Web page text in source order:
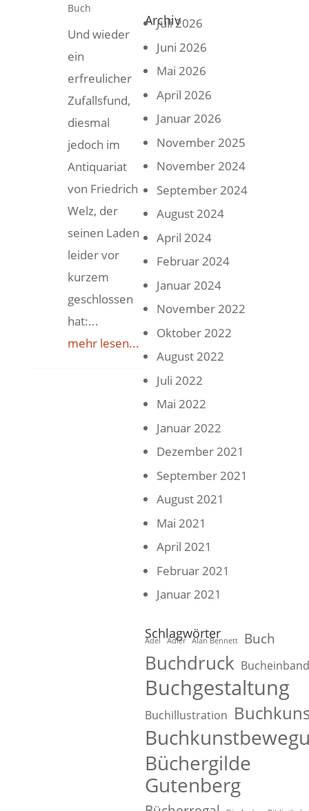
Buch
Und wieder
ein
erfreulicher
Zufallsfund,
diesmal
jedoch im
Antiquariat
von Friedrich
Welz, der
seinen Laden
leider vor
kurzem
geschlossen
hat:...
mehr lesen...
Archiv
Juli 2026
Juni 2026
Mai 2026
April 2026
Januar 2026
November 2025
November 2024
September 2024
August 2024
April 2024
Februar 2024
Januar 2024
November 2022
Oktober 2022
August 2022
Juli 2022
Mai 2022
Januar 2022
Dezember 2021
September 2021
August 2021
Mai 2021
April 2021
Februar 2021
Januar 2021
Schlagwörter
Adel Adler Alan Bennett Buch
Buchdruck Bucheinband
Buchgestaltung
Buchillustration
Büchergilde
Gutenberg